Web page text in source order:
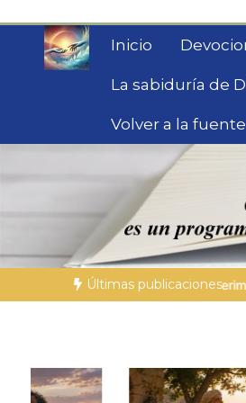
contenido
Inicio
La sabiduría de
Volver a la
Fe para
Reflexiones bíblicas
Últimas publicaciones
los límites de Dios LA PERSONA